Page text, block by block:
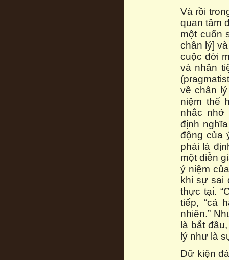
Và rồi
quan tâm
một cuốn
chân lý]
cuộc đời
và nhân
về chân
niệm thể
nhắc nhở
định
động của
phải là
một diễn
ý niệm
khi sự sai
thực tại.
tiếp, “cả
nhiên.”
là bắt
lý như là
Dữ kiện